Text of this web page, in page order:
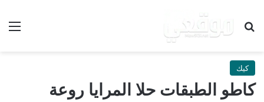
بحث عن
كيك
كاطو الطبقات حلا المرايا روعة